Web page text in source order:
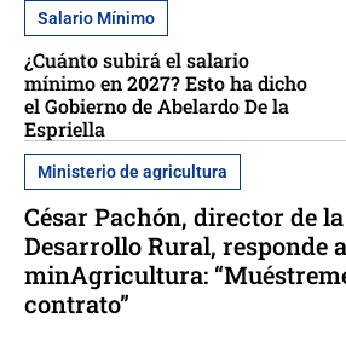
Salario Mínimo
¿Cuánto subirá el salario
mínimo en 2027? Esto ha dicho
el Gobierno de Abelardo De la
Espriella
Ministerio de agricultura
César Pachón, director de
Desarrollo Rural, responde
minAgricultura:
contrato”